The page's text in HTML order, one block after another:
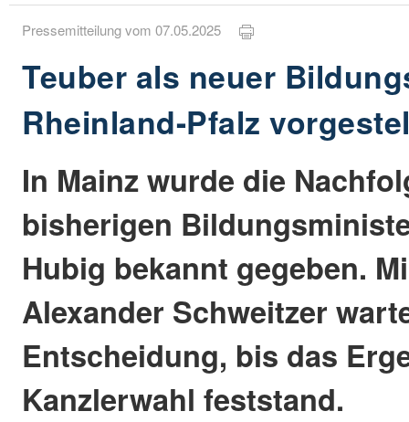
Pressemitteilung vom 07.05.2025
Teuber als neuer
Rheinland-Pfalz
In Mainz wurde die
bisherigen
Hubig bekannt gegeben.
Alexander Schweitzer
Entscheidung, bis das
Kanzlerwahl feststand.